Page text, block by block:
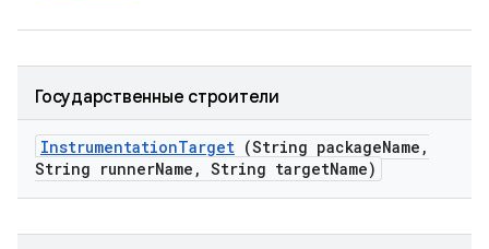
Государственные строители
InstrumentationTarget (String packageName ,
String runnerName , String targetName)